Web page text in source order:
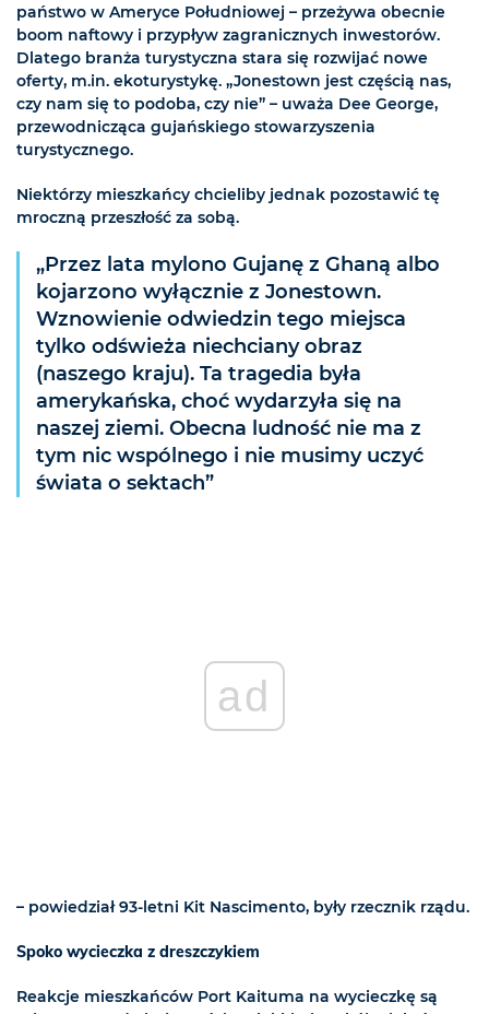
państwo w Ameryce Południowej – przeżywa obecnie
boom naftowy i przypływ zagranicznych inwestorów.
Dlatego branża turystyczna stara się rozwijać nowe
oferty, m.in. ekoturystykę. „Jonestown jest częścią nas,
czy nam się to podoba, czy nie” – uważa Dee George,
przewodnicząca gujańskiego stowarzyszenia
turystycznego.
Niektórzy mieszkańcy chcieliby jednak pozostawić tę
mroczną przeszłość za sobą.
„Przez lata mylono Gujanę z Ghaną albo
kojarzono wyłącznie z Jonestown.
Wznowienie odwiedzin tego miejsca
tylko odświeża niechciany obraz
(naszego kraju). Ta tragedia była
amerykańska, choć wydarzyła się na
naszej ziemi. Obecna ludność nie ma z
tym nic wspólnego i nie musimy uczyć
świata o sektach”
ad
– powiedział 93-letni Kit Nascimento, były rzecznik rządu.
Spoko wycieczka z dreszczykiem
Reakcje mieszkańców Port Kaituma na wycieczkę są